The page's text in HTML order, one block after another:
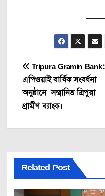
Post
navigation
Tripura Gramin Bank:
এপিওয়াই বার্ষিক সংবর্ধনা
অনুষ্ঠানে সম্মানিত ত্রিপুরা
গ্রামীণ ব্যাংক।
Related Post